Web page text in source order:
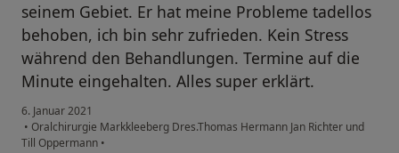
seinem Gebiet. Er hat meine Probleme tadellos
behoben, ich bin sehr zufrieden. Kein Stress
während den Behandlungen. Termine auf die
Minute eingehalten. Alles super erklärt.
6. Januar 2021
• Oralchirurgie Markkleeberg Dres.Thomas Hermann Jan Richter und
Till Oppermann •